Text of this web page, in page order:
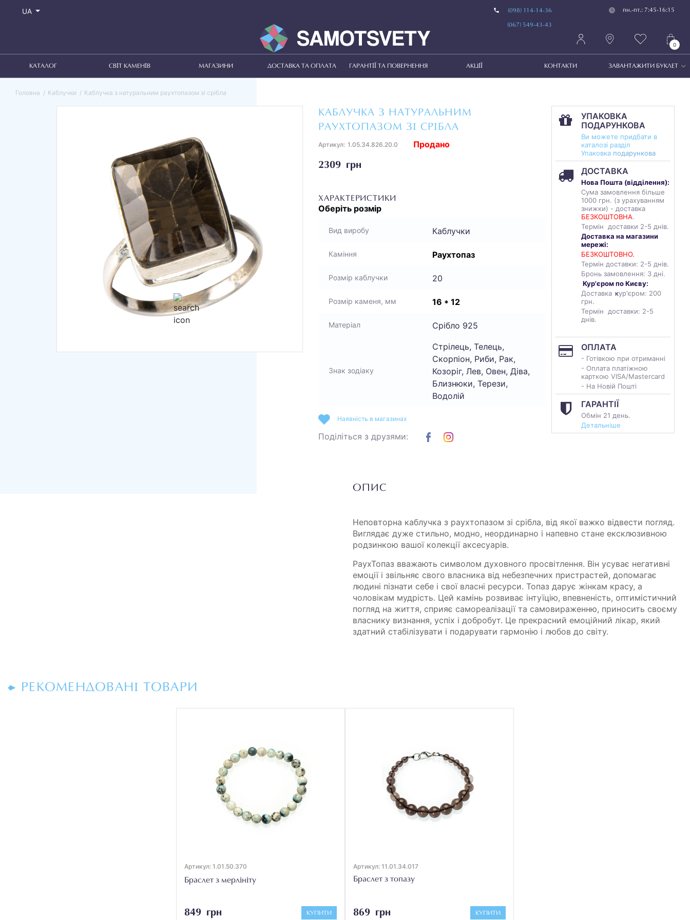
UA (098) 114-14-36
(067) 549-43-43
пн.-пт.: 7:45-16:15
0
КАТАЛОГ СВІТ КАМЕНІВ МАГАЗИНИ ДОСТАВКА ТА ОПЛАТА ГАРАНТІЇ ТА ПОВЕРНЕННЯ АКЦІЇ КОНТАКТИ ЗАВАНТАЖИТИ БУКЛЕТ
Головна Каблучки Каблучка з натуральним раухтопазом зі срібла
КАБЛУЧКА З НАТУРАЛЬНИМ
РАУХТОПАЗОМ ЗІ СРІБЛА
Артикул: 1.05.34.826.20.0
2309 грн
Продано
ХАРАКТЕРИСТИКИ
Оберіть розмір
Вид виробу Каблучки
Каміння Раухтопаз
Розмір каблучки 20
Розмір каменя, мм 16 * 12
Матеріал Срібло 925
Знак зодіаку
Стрілець, Телець,
Скорпіон, Риби, Рак,
Козоріг, Лев, Овен, Діва,
Близнюки, Терези,
Водолій
УПАКОВКА
ПОДАРУНКОВА
Ви можете придбати в
каталозі разділ
Упаковка подарункова
ДОСТАВКА
Нова Пошта (відділення):
Сума замовлення більше
1000 грн. (з урахуванням
знижки) - доставка
БЕЗКОШТОВНА.
Термін доставки 2-5 днів.
Доставка на магазини
мережі:
БЕЗКОШТОВНО.
Термін доставки: 2-5 днів.
Бронь замовлення: 3 дні.
Кур'єром по Києву:
Доставка кур'єром: 200
грн.
Термін доставки: 2-5
днів.
ОПЛАТА
- Готівкою при отриманні
- Оплата платіжною
карткою VISA/Mastercard
- На Новій Пошті
ГАРАНТІЇ
Обмін 21 день.
Детальніше
Наявність в магазинах
Поділіться з друзями:
ОПИС
Неповторна каблучка з раухтопазом зі срібла, від якої важко відвести погляд.
Виглядає дуже стильно, модно, неординарно і напевно стане ексклюзивною
родзинкою вашої колекції аксесуарів.
РаухТопаз вважають символом духовного просвітлення. Він усуває негативні
емоції і звільняє свого власника від небезпечних пристрастей, допомагає
людині пізнати себе і свої власні ресурси. Топаз дарує жінкам красу, а
чоловікам мудрість. Цей камінь розвиває інтуїцію, впевненість, оптимістичний
погляд на життя, сприяє самореалізації та самовираженню, приносить своєму
власнику визнання, успіх і добробут. Це прекрасний емоційний лікар, який
здатний стабілізувати і подарувати гармонію і любов до світу.
РЕКОМЕНДОВАНІ ТОВАРИ
Артикул: 1.01.50.370
Браслет з мерлініту
849 грн КУПИТИ
Артикул: 11.01.34.017
Браслет з топазу
869 грн КУПИТИ